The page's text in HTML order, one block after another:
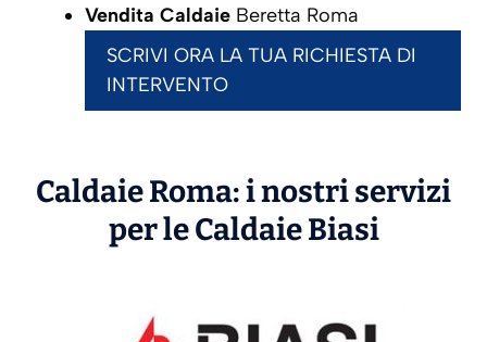
Vendita Caldaie Beretta Roma
SCRIVI ORA LA TUA RICHIESTA DI
INTERVENTO
Caldaie Roma: i nostri servizi
per le CaldaieBiasi